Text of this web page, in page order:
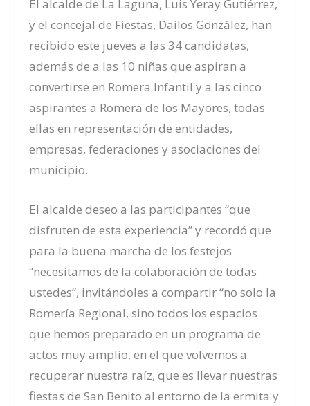
El alcalde de La Laguna, Luis Yeray Gutiérrez,
y el concejal de Fiestas, Dailos González, han
recibido este jueves a las 34 candidatas,
además de a las 10 niñas que aspiran a
convertirse en Romera Infantil y a las cinco
aspirantes a Romera de los Mayores, todas
ellas en representación de entidades,
empresas, federaciones y asociaciones del
municipio.
El alcalde deseo a las participantes “que
disfruten de esta experiencia” y recordó que
para la buena marcha de los festejos
“necesitamos de la colaboración de todas
ustedes”, invitándoles a compartir “no solo la
Romería Regional, sino todos los espacios
que hemos preparado en un programa de
actos muy amplio, en el que volvemos a
recuperar nuestra raíz, que es llevar nuestras
fiestas de San Benito al entorno de la ermita y